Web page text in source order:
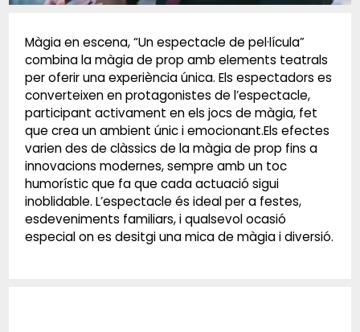
Màgia en escena, “Un espectacle de pel·lícula”
combina la màgia de prop amb elements teatrals
per oferir una experiència única. Els espectadors es
converteixen en protagonistes de l’espectacle,
participant activament en els jocs de màgia, fet
que crea un ambient únic i emocionant.Els efectes
varien des de clàssics de la màgia de prop fins a
innovacions modernes, sempre amb un toc
humorístic que fa que cada actuació sigui
inoblidable. L’espectacle és ideal per a festes,
esdeveniments familiars, i qualsevol ocasió
especial on es desitgi una mica de màgia i diversió.